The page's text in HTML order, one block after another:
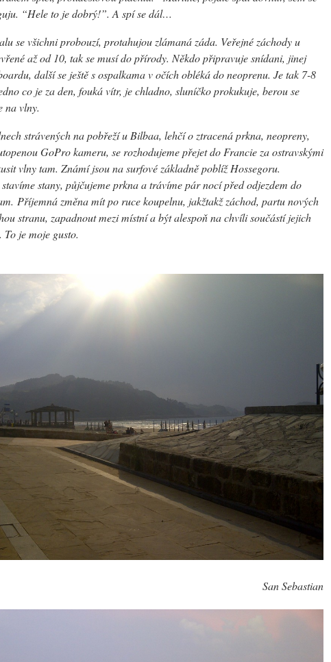
“Hele to je dobrý!”. A spí se dál…
se všichni probouzí, protahujou zlámaná záda. Veřejné záchody u
až od 10, tak se musí do přírody. Někdo připravuje snídani, jinej
další se ještě s ospalkama v očích obléká do neoprenu. Je tak 7-8
co je za den, fouká vítr, je chladno, sluníčko prokukuje, berou se
na vlny.
strávených na pobřeží u Bilbaa, lehčí o ztracená prkna, neopreny,
GoPro kameru, se rozhodujeme přejet do Francie za ostravskými
vlny tam. Známí jsou na surfové základně poblíž Hossegoru.
stany, půjčujeme prkna a trávíme pár nocí před odjezdem do
Příjemná změna mít po ruce koupelnu, jakžtakž záchod, partu nových
stranu, zapadnout mezi místní a být alespoň na chvíli součástí jejich
je moje gusto.
San Sebastian